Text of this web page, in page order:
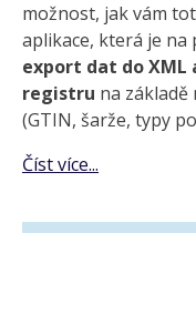
možnost, jak vám
aplikace, která je na
export dat do
registru na
(GTIN, šarže, typy
Číst více...